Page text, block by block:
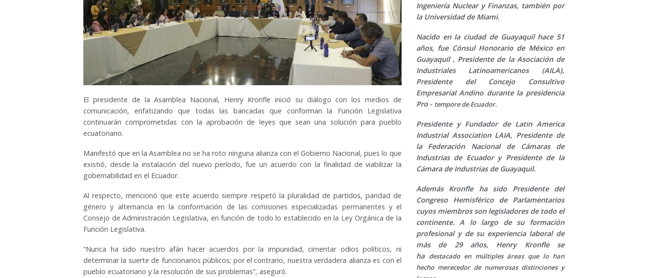
El presidente de la Asamblea Nacional, Henry Kronfle inició su diálogo con los medios de
comunicación, enfatizando que todas las bancadas que conforman la Función Legislativa
continuarán comprometidas con la aprobación de leyes que sean una solución para pueblo
ecuatoriano.
Manifestó que en la Asamblea no se ha roto ninguna alianza con el Gobierno Nacional, pues lo que
existió, desde la instalación del nuevo período, fue un acuerdo con la finalidad de viabilizar la
gobernabilidad en el Ecuador.
Al respecto, mencionó que este acuerdo siempre respetó la pluralidad de partidos, paridad de
género y alternancia en la conformación de las comisiones especializadas permanentes y el
Consejo de Administración Legislativa, en función de todo lo establecido en la Ley Orgánica de la
Función Legislativa.
“Nunca ha sido nuestro afán hacer acuerdos por la impunidad, cimentar odios políticos, ni
determinar la suerte de funcionarios públicos; por el contrario, nuestra verdadera alianza es con el
pueblo ecuatoriano y la resolución de sus problemas”, aseguró.
Ingeniería Nuclear y Finanzas, también por
la Universidad de Miami.
Nacido en la ciudad de Guayaquil hace 51
años, fue Cónsul Honorario de México en
Guayaquil , Presidente de la Asociación de
Industriales Latinoamericanos (AILA),
Presidente del Concejo Consultivo
Empresarial Andino durante la presidencia
Pro - tempore de Ecuador.
Presidente y Fundador de Latin America
Industrial Association LAIA, Presidente de
la Federación Nacional de Cámaras de
Industrias de Ecuador y Presidente de la
Cámara de Industrias de Guayaquil.
Además Kronfle ha sido Presidente del
Congreso Hemisférico de Parlamentarios
cuyos miembros son legisladores de todo el
continente. A lo largo de su formación
profesional y de su experiencia laboral de
más de 29 años, Henry Kronfle se
ha destacado en múltiples áreas que lo han
hecho merecedor de numerosas distinciones y